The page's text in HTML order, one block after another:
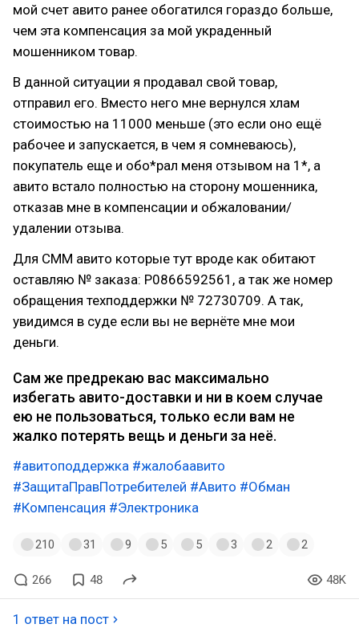
мой счет авито ранее обогатился гораздо больше,
чем эта компенсация за мой украденный
мошенником товар.
В данной ситуации я продавал свой товар,
отправил его. Вместо него мне вернулся хлам
стоимостью на 11000 меньше (это если оно ещё
рабочее и запускается, в чем я сомневаюсь),
покупатель еще и обо*рал меня отзывом на 1*, а
авито встало полностью на сторону мошенника,
отказав мне в компенсации и обжаловании/
удалении отзыва.
Для СММ авито которые тут вроде как обитают
оставляю № заказа: P0866592561, а так же номер
обращения техподдержки № 72730709. А так,
увидимся в суде если вы не вернёте мне мои
деньги.
Сам же предрекаю вас максимально
избегать авито-доставки и ни в коем случае
ею не пользоваться, только если вам не
жалко потерять вещь и деньги за неё.
#авитоподдержка #жалобаавито
#ЗащитаПравПотребителей #Авито #Обман
#Компенсация #Электроника
210 31 9 5 5 3 2 2
266 48 48K
1 ответ на пост